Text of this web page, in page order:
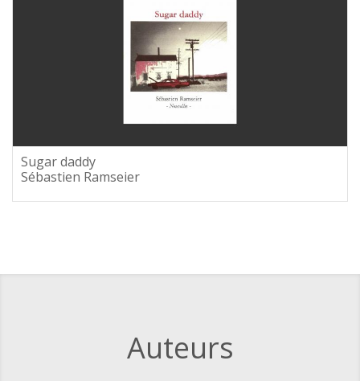
Sugar daddy
Sébastien Ramseier
Auteurs